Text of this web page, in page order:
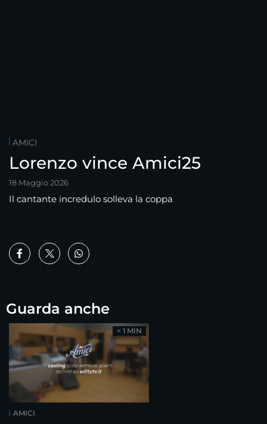
AMICI
Lorenzo vince Amici25
18 Maggio 2026
Il cantante incredulo solleva la coppa
Guarda anche
AMICI
< 1 MIN